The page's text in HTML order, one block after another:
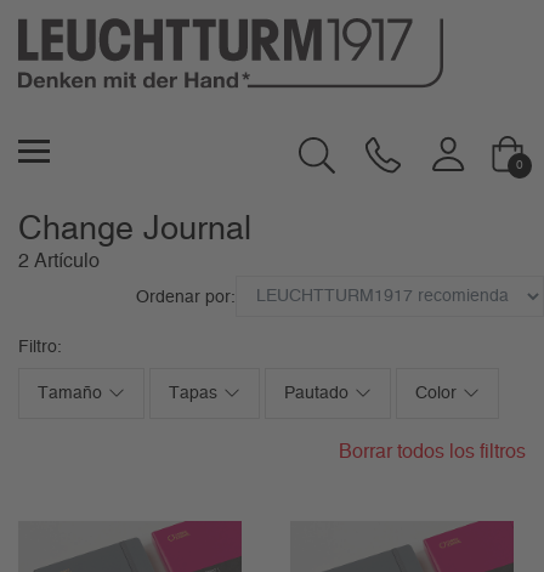
0
Change Journal
2 Artículo
Ordenar por:
Filtro:
Tamaño Tapas Pautado Color
Borrar todos los filtros